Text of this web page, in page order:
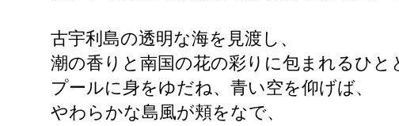
古宇利島の透明な海を見渡し、
潮の香りと南国の花の彩りに包まれるひと
プールに身をゆだね、青い空を仰げば、
やわらかな島風が頬をなで、